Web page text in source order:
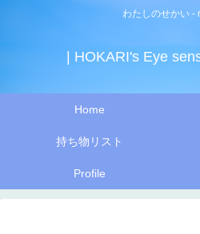
わたしのせかい -
| HOKARI's Eye
Home
持ち物リスト
Profile